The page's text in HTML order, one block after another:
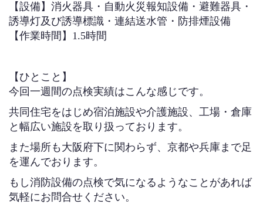
【設備】消火器具・自動火災報知設備・避難器具・
誘導灯及び誘導標識・連結送水管・防排煙設備
【作業時間】1.5時間
【ひとこと】
今回一週間の点検実績はこんな感じです。
共同住宅をはじめ宿泊施設や介護施設、工場・倉庫
と幅広い施設を取り扱っております。
また場所も大阪府下に関わらず、京都や兵庫まで足
を運んでおります。
もし消防設備の点検で気になるようなことがあれば
気軽にお問合せください。